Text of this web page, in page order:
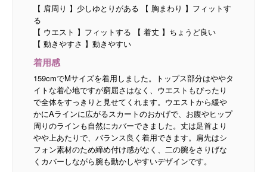
【 肩周り 】少しゆとりがある 【 胸まわり 】フィットす
る
【 ウエスト 】フィットする 【 着丈 】ちょうど良い
【 動きやすさ 】動きやすい
着用感
159cmでMサイズを着用しました。トップス部分はややタ
イトな着心地ですが窮屈さはなく、ウエストもぴったり
で全体をすっきりと見せてくれます。ウエストから緩や
かにAラインに広がるスカートのおかげで、お腹やヒップ
周りのラインも自然にカバーできました。丈は足首より
やや上あたりで、バランス良く着用できます。肩先はシ
フォン素材のため締め付け感がなく、二の腕をさりげな
くカバーしながら腕も動かしやすいデザインです。